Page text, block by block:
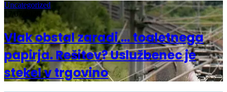
Uncategorized
17/07/2026
Vlak obstal zaradi … toaletnega
papirja. Rešitev? Uslužbenec je
stekel v trgovino